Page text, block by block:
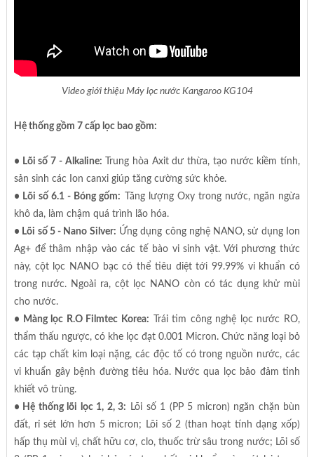
Video giới thiệu Máy lọc nước Kangaroo KG104
Hệ thống gồm 7 cấp lọc bao gồm:
• Lõi số 7 - Alkaline: Trung hòa Axit dư thừa, tạo nước kiềm tính,
sản sinh các Ion canxi giúp tăng cường sức khỏe.
• Lõi số 6.1 - Bóng gốm:
Tăng lượng Oxy trong nước, ngăn ngừa
khô da, làm chậm quá trình lão hóa.
• Lõi số 5 - Nano Silver: Ứng dụng công nghệ NANO, sử dụng Ion
Ag+ để thâm nhập vào các tế bào vi sinh vật. Với phương thức
này, cột lọc NANO bạc có thể tiêu diệt tới 99.99% vi khuẩn có
trong nước. Ngoài ra, cột lọc NANO còn có tác dụng khử mùi
cho nước.
• Màng lọc R.O Filmtec Korea: Trái tim công nghệ lọc nước RO,
thẩm thấu ngược, có khe lọc đạt 0.001 Micron. Chức năng loại bỏ
các tạp chất kim loại nặng, các độc tố có trong nguồn nước, các
vi khuẩn gây bệnh đường tiêu hóa. Nước qua lọc bảo đảm tinh
khiết vô trùng.
• Hệ thống lõi lọc 1, 2, 3:
Lõi số 1 (PP 5 micron) ngăn chặn bùn
đất, rỉ sét lớn hơn 5 micron; Lõi số 2 (than hoạt tính dạng xốp)
hấp thụ mùi vị, chất hữu cơ, clo, thuốc trừ sâu trong nước; Lõi số